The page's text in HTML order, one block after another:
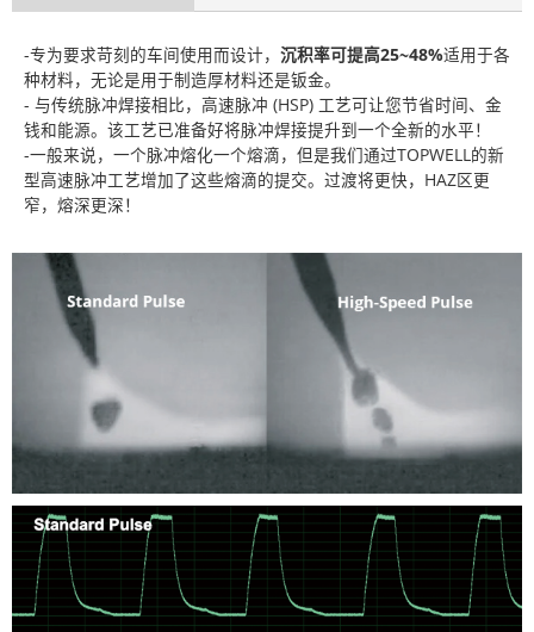
-专为要求苛刻的车间使用而设计， 沉积率可提高25~48%适用于各
种材料，无论是用于制造厚材料还是钣金。
- 与传统脉冲焊接相比，高速脉冲 (HSP) 工艺可让您节省时间、金
钱和能源。该工艺已准备好将脉冲焊接提升到一个全新的水平！
-一般来说，一个脉冲熔化一个熔滴，但是我们通过TOPWELL的新
型高速脉冲工艺增加了这些熔滴的提交。过渡将更快，HAZ区更
窄，熔深更深！